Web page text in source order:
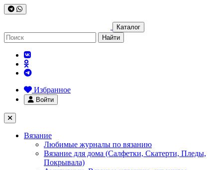
Каталог
Найти
Избранное
Войти
Вязание
Любимые журналы по вязанию
Вязание для дома (Салфетки, Скатерти, Пледы,
Покрывала)